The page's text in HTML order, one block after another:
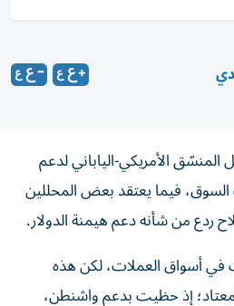
الأمريكي-الياباني لدعم
فيما يعتقد بعض المحللين
ردع من شأنه دعم هيمنة الدولار.
في أسواق العملات، لكن هذه
إذ حظيت بدعم واشنطن،